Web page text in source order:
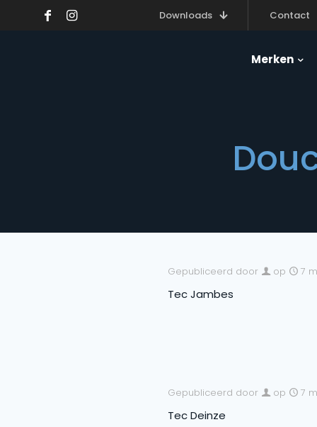
Downloads Contact
Merken
Gepubliceerd door op 7
Tec Jambes
Gepubliceerd door op 7
Tec Deinze